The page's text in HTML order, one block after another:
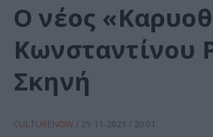
Ο νέος
Κωνσταντίνου
Σκηνή
CULTURENOW / 29-11-2021 / 20:01